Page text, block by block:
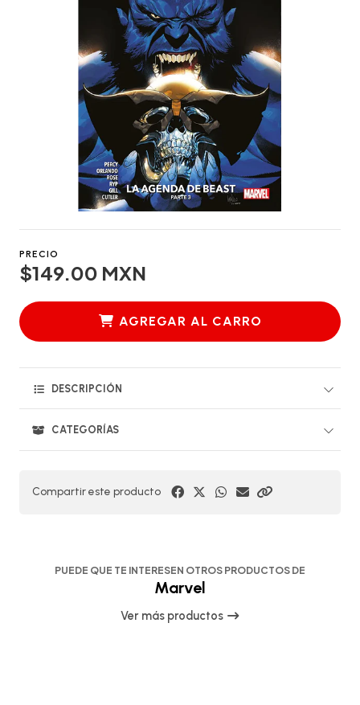
PRECIO
$149.00 MXN
AGREGAR AL CARRO
DESCRIPCIÓN
CATEGORÍAS
Compartir este producto
PUEDE QUE TE INTERESEN OTROS PRODUCTOS DE
Marvel
Ver más productos